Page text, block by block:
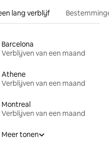
lang verblijf
Barcelona
Verblijven van een maand
Athene
Verblijven van een maand
Montreal
Verblijven van een maand
Meer tonen